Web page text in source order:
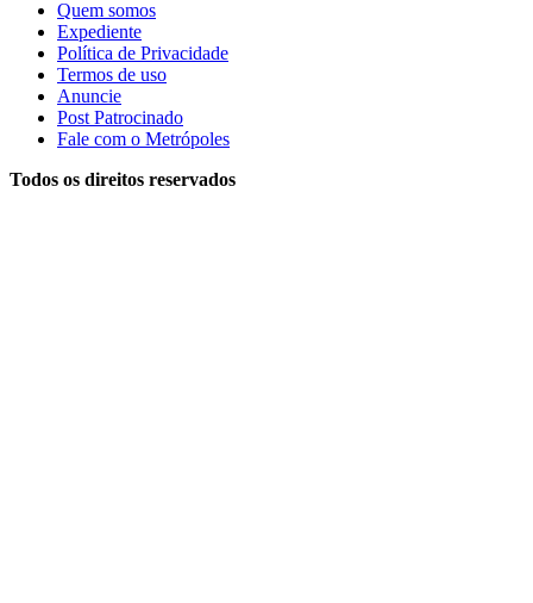
Quem somos
Expediente
Política de Privacidade
Termos de uso
Anuncie
Post Patrocinado
Fale com o Metrópoles
Todos os direitos reservados